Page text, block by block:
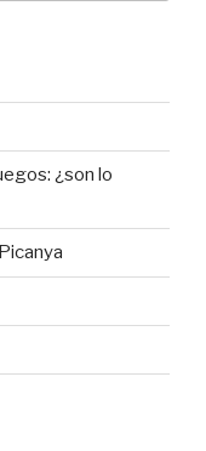
¿son lo